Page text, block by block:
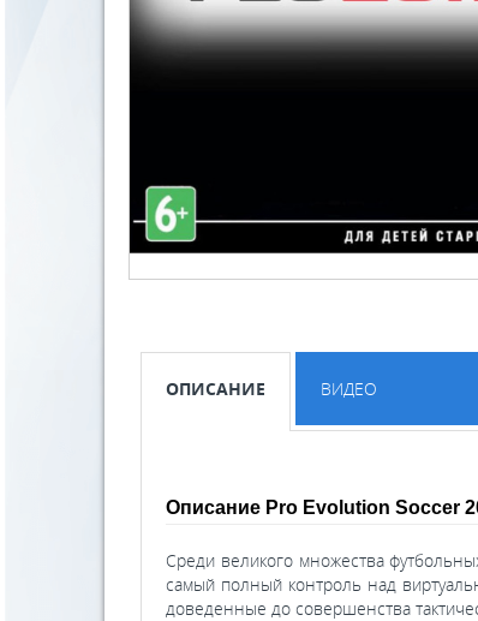
ОПИСАНИЕ ВИДЕО
Описание Pro Evolution Soccer
Среди великого множества
самый полный контроль над
доведенные до совершенства